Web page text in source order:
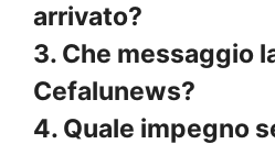
arrivato?
3. Che messaggio
Cefalunews?
4. Quale impegno